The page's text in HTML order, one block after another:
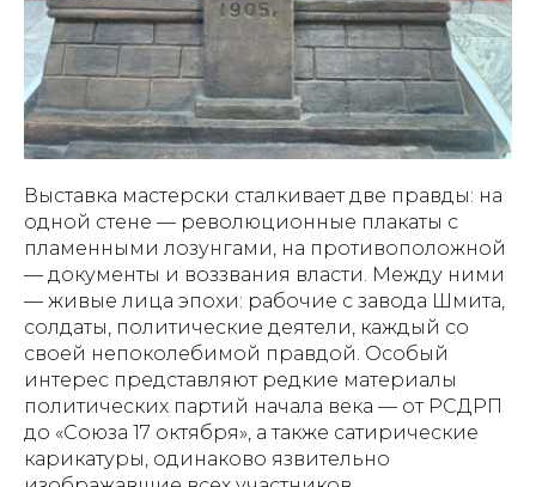
Выставка мастерски сталкивает две правды: на
одной стене — революционные плакаты с
пламенными лозунгами, на противоположной
— документы и воззвания власти. Между ними
— живые лица эпохи: рабочие с завода Шмита,
солдаты, политические деятели, каждый со
своей непоколебимой правдой. Особый
интерес представляют редкие материалы
политических партий начала века — от РСДРП
до «Союза 17 октября», а также сатирические
карикатуры, одинаково язвительно